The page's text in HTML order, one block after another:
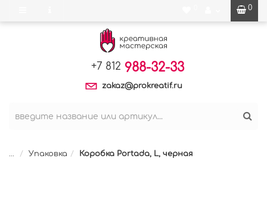
0
+7 812 988-32-33
zakaz@prokreatif.ru
... Упаковка Коробка Portada, L, черная